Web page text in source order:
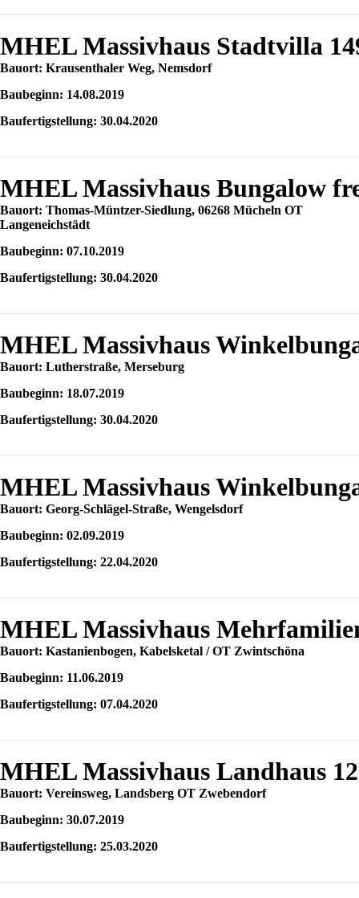
MHEL Massivhaus Stadtvilla
Bauort: Krausenthaler Weg, Nemsdorf
Baubeginn: 14.08.2019
Baufertigstellung: 30.04.2020
MHEL Massivhaus Bungalow
Bauort: Thomas-Müntzer-Siedlung, 06268 Mücheln OT
Langeneichstädt
Baubeginn: 07.10.2019
Baufertigstellung: 30.04.2020
MHEL Massivhaus
Bauort: Lutherstraße, Merseburg
Baubeginn: 18.07.2019
Baufertigstellung: 30.04.2020
MHEL Massivhaus
Bauort: Georg-Schlägel-Straße, Wengelsdorf
Baubeginn: 02.09.2019
Baufertigstellung: 22.04.2020
MHEL Massivhaus
Bauort: Kastanienbogen, Kabelsketal / OT Zwintschöna
Baubeginn: 11.06.2019
Baufertigstellung: 07.04.2020
MHEL Massivhaus Landhaus
Bauort: Vereinsweg, Landsberg OT Zwebendorf
Baubeginn: 30.07.2019
Baufertigstellung: 25.03.2020